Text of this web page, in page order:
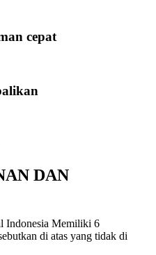
cepat
DAN
Indonesia Memiliki 6
di atas yang tidak di